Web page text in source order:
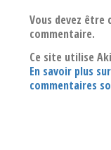
Vous devez être
commentaire.
Ce site utilise
En savoir plus
commentaires